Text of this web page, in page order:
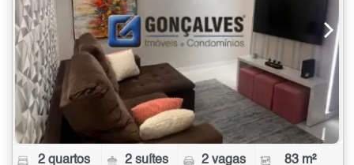
2 quartos 2 suítes 2 vagas 83 m²